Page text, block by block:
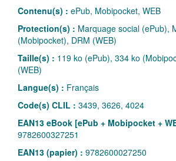
Contenu(s) : ePub, Mobipocket, WEB
Protection(s) : Marquage social (ePub),
(Mobipocket), DRM (WEB)
Taille(s) : 119 ko (ePub), 334 ko
(WEB)
Langue(s) : Français
Code(s) CLIL : 3439, 3626, 4024
EAN13 eBook [ePub + Mobipocket +
9782600327251
EAN13 (papier) : 9782600027250